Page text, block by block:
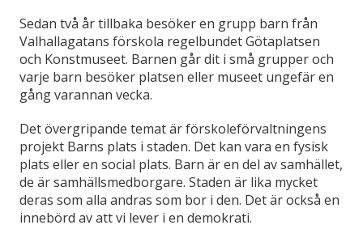
Sedan två år tillbaka besöker en grupp barn från
Valhallagatans förskola regelbundet Götaplatsen
och Konstmuseet. Barnen går dit i små grupper och
varje barn besöker platsen eller museet ungefär en
gång varannan vecka.
Det övergripande temat är förskoleförvaltningens
projekt Barns plats i staden. Det kan vara en fysisk
plats eller en social plats. Barn är en del av samhället,
de är samhällsmedborgare. Staden är lika mycket
deras som alla andras som bor i den. Det är också en
innebörd av att vi lever i en demokrati.